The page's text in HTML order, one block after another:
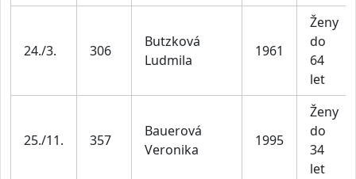
24./3. 306
Butzková
Ludmila
1961
Ženy
do
64
let
25./11. 357
Bauerová
Veronika
1995
Ženy
do
34
let